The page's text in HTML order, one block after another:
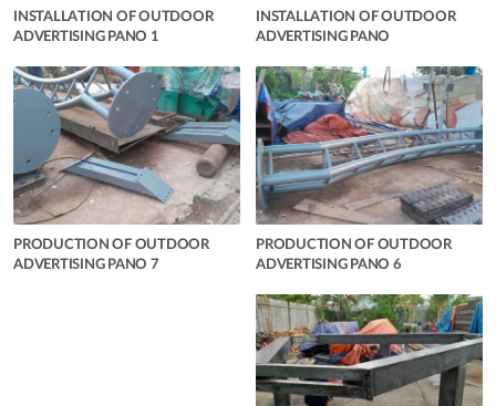
INSTALLATION OF OUTDOOR
ADVERTISING PANO 1
INSTALLATION OF OUTDOOR
ADVERTISING PANO
PRODUCTION OF OUTDOOR
ADVERTISING PANO 7
PRODUCTION OF OUTDOOR
ADVERTISING PANO 6